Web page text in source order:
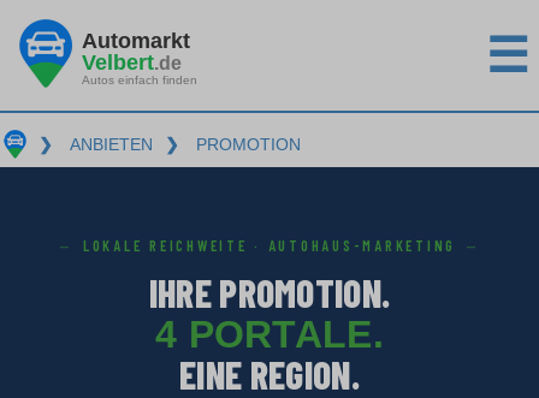
Automarkt
Velbert.de
Autos einfach finden ☰
❯ ANBIETEN ❯ PROMOTION
LOKALE REICHWEITE · AUTOHAUS-MARKETING
IHRE PROMOTION.
4 PORTALE.
EINE REGION.